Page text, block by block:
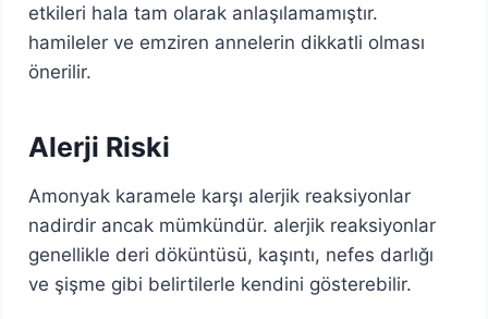
etkileri hala tam olarak anlaşılamamıştır.
hamileler ve emziren annelerin dikkatli olması
önerilir.
Alerji Riski
Amonyak karamele karşı alerjik reaksiyonlar
nadirdir ancak mümkündür. alerjik reaksiyonlar
genellikle deri döküntüsü, kaşıntı, nefes darlığı
ve şişme gibi belirtilerle kendini gösterebilir.